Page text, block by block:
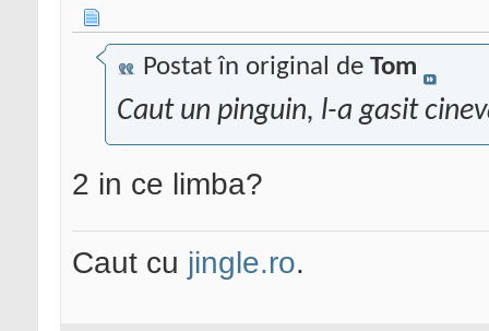
Postat în original de Tom
Caut un pinguin, l-a gasit
2 in ce limba?
Caut cu jingle.ro.